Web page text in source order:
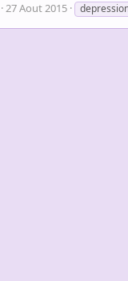
27 Aout 2015